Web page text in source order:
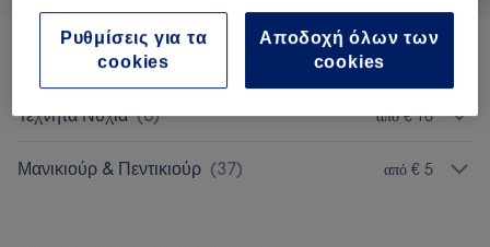
Αποτρίχωση Με Κλωστή Πρόσωπο 5)
Τεχνητά Νύχια (6) από € 10
Μανικιούρ & Πεντικιούρ (37) από € 5
Αποδοχή όλων των
cookies
Ρυθμίσεις για τα
cookies